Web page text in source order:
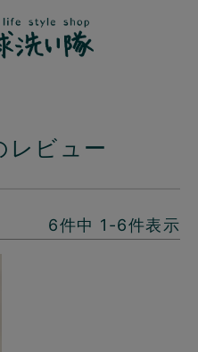
レビュー
6件中 1 -6件表示